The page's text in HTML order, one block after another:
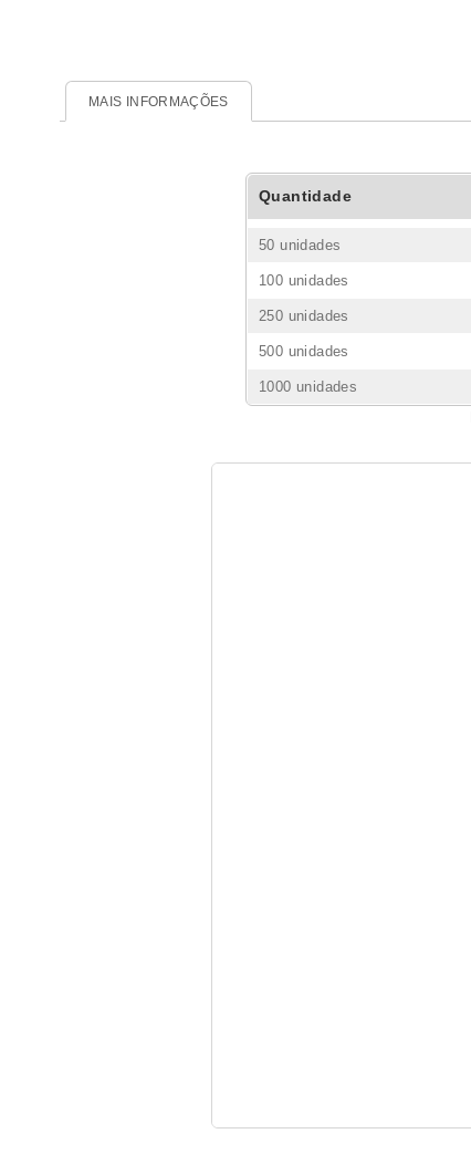
MAIS INFORMAÇÕES
Quantidade
50 unidades
100 unidades
250 unidades
500 unidades
1000 unidades